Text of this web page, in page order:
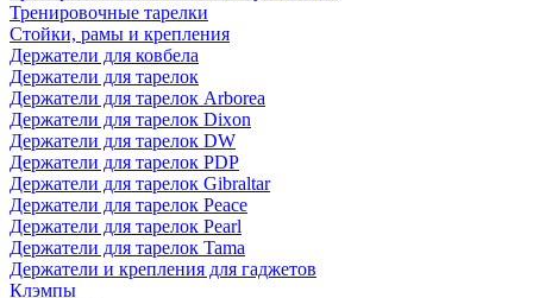
Тренировочные тарелки
Стойки, рамы и крепления
Держатели для ковбела
Держатели для тарелок
Держатели для тарелок Arborea
Держатели для тарелок Dixon
Держатели для тарелок DW
Держатели для тарелок PDP
Держатели для тарелок Gibraltar
Держатели для тарелок Peace
Держатели для тарелок Pearl
Держатели для тарелок Tama
Держатели и крепления для гаджетов
Клэмпы